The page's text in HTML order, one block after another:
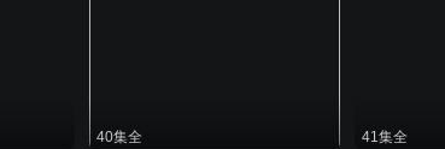
40集全 41集全